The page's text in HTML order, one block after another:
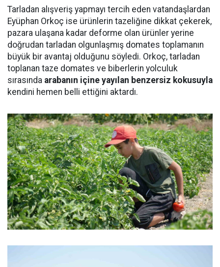
Tarladan alışveriş yapmayı tercih eden vatandaşlardan
Eyüphan Orkoç ise ürünlerin tazeliğine dikkat çekerek,
pazara ulaşana kadar deforme olan ürünler yerine
doğrudan tarladan olgunlaşmış domates toplamanın
büyük bir avantaj olduğunu söyledi. Orkoç, tarladan
toplanan taze domates ve biberlerin yolculuk
sırasında arabanın içine yayılan benzersiz kokusuyla
kendini hemen belli ettiğini aktardı.